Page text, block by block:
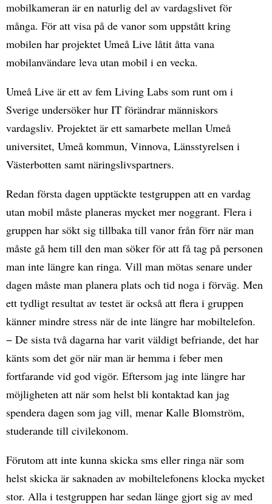
mobilkameran är en naturlig del av vardagslivet för
många. För att visa på de vanor som uppstått kring
mobilen har projektet Umeå Live låtit åtta vana
mobilanvändare leva utan mobil i en vecka.
Umeå Live är ett av fem Living Labs som runt om i
Sverige undersöker hur IT förändrar människors
vardagsliv. Projektet är ett samarbete mellan Umeå
universitet, Umeå kommun, Vinnova, Länsstyrelsen i
Västerbotten samt näringslivspartners.
Redan första dagen upptäckte testgruppen att en vardag
utan mobil måste planeras mycket mer noggrant. Flera i
gruppen har sökt sig tillbaka till vanor från förr när man
måste gå hem till den man söker för att få tag på personen
man inte längre kan ringa. Vill man mötas senare under
dagen måste man planera plats och tid noga i förväg. Men
ett tydligt resultat av testet är också att flera i gruppen
känner mindre stress när de inte längre har mobiltelefon.
− De sista två dagarna har varit väldigt befriande, det har
känts som det gör när man är hemma i feber men
fortfarande vid god vigör. Eftersom jag inte längre har
möjligheten att när som helst bli kontaktad kan jag
spendera dagen som jag vill, menar Kalle Blomström,
studerande till civilekonom.
Förutom att inte kunna skicka sms eller ringa när som
helst skicka är saknaden av mobiltelefonens klocka mycket
stor. Alla i testgruppen har sedan länge gjort sig av med